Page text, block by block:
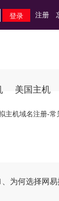
注册
美国主机
主机域名注册-常
、为何选择网